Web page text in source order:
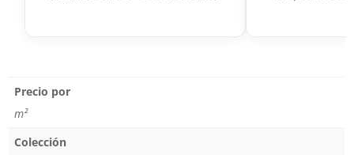
Precio por
m²
Colección